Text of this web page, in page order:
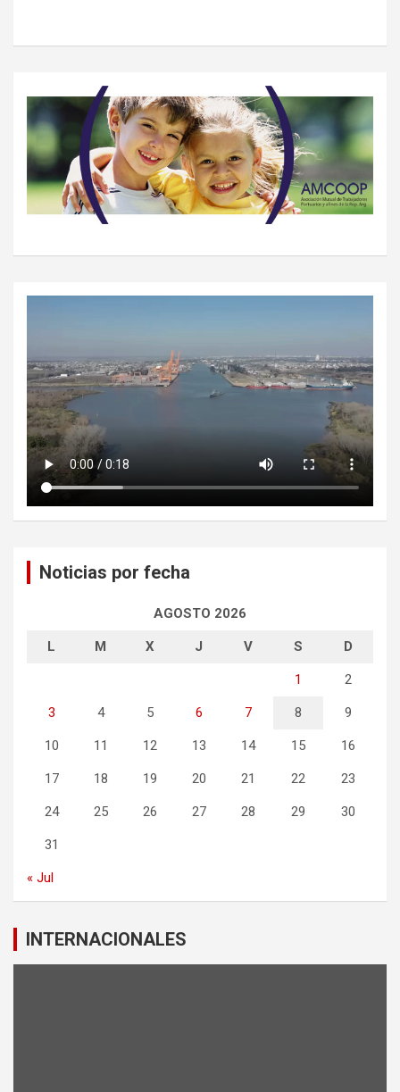
Noticias por fecha
AGOSTO 2026
L M X J V S D
1 2
3 4 5 6 7 8 9
10 11 12 13 14 15 16
17 18 19 20 21 22 23
24 25 26 27 28 29 30
31
« Jul
INTERNACIONALES